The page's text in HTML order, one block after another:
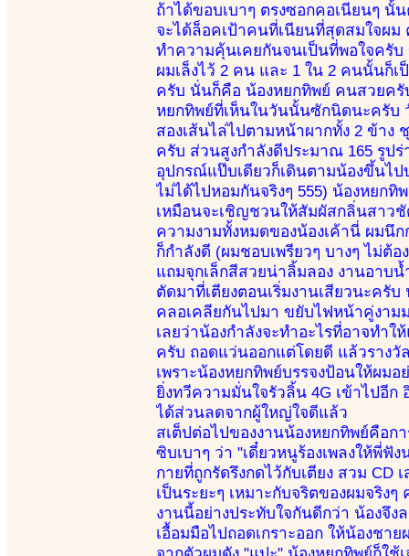
ถ้าได้ขอบเบาๆ ตรงซอกคอเนียนๆ นั้
จะได้ล็อคเป้าคนที่เนียนที่สุดสมใจผ
ทำความคุ้นเคยกันจนเป็นที่พอใจครับ
ผมเล็งไว้ 2 คน และ 1 ใน 2 คนนั้นก็
ครับ นั่นก็คือ น้องหยกทิพย์ คนสวยค
หยกทิพย์ที่เห็นในวันนั้นซักนิดนะครับ
สองเส้นไล่ไปตามหน้าผากทั้ง 2 ข้าง
ครับ ส่วนสูงกำลังดีประมาณ 165 รูปร่
อุปกรณ์แป๊บเดียวก็เดินตามน้องขึ้นไ
ไม่ได้ไปหอมกันจริงๆ 555) น้องหยกทิ
เหมือนจะเชิญชวนให้สัมผัสกลิ่นสาว
ความงามทั้งหมดของน้องเค้านี่ ผมนึก
ก็กำลังดี (ผมชอบเพรียวๆ บางๆ ไม่ต้
แถมจุกเล็กสีสวยน่าลิ้มลอง งานอาบน้
ตัดมาที่เตียงตอนเริ่มงานเสียวนะครั
คลอเคลียกันไปมา ขยับไฟหน้าคู่งาม
เลยว่าน้องกำลังจะทำอะไรที่อาจทำ
ครับ ถอดแว่นออกแต่โดยดี แล้วราง
เพราะน้องหยกทิพย์บรรจงป้อนให้ผม
ยิ่งทวีความมั่นใจรัวลิ้น 4G เข้าไปอี
ได้ส่วนลดจากผู้ใหญ่ใจดีแล้ว
สเต็ปต่อไปของงานน้องหยกทิพย์คือก
ซิบเบาๆ ว่า "เดี๋ยวหนูร้องเพลงให้พี่ฟั
กายที่ถูกรัดรึงกดไว้กับเตียง สวม CD
เป็นระยะๆ เหมาะกับจริตของผมจริง
งานนี้อย่างประทับใจกันดีกว่า น้องจึ
เอื้อมมือไปถอดเกราะออก ให้น้องชา